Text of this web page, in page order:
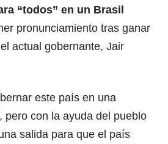
“todos” en un Brasil
pronunciamiento tras ganar
actual gobernante, Jair
este país en una
pero con la ayuda del pueblo
salida para que el país